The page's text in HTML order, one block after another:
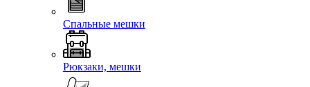
Спальные мешки
Рюкзаки, мешки